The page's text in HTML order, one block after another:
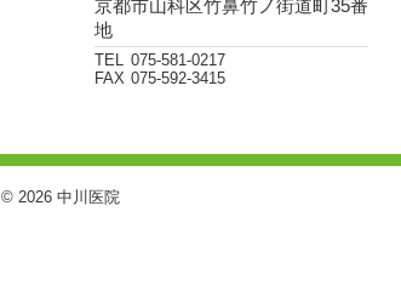
京都市山科区竹鼻竹ノ街道町35番
地
TEL 075-581-0217
FAX 075-592-3415
© 2026 中川医院